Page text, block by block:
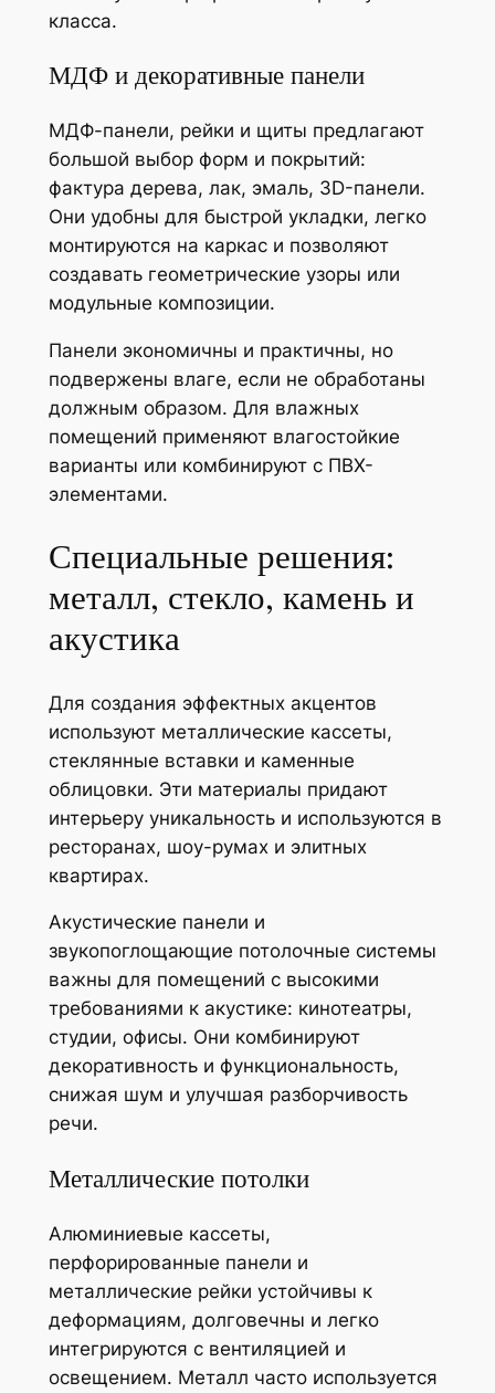
класса.
МДФ и декоративные панели
МДФ-панели, рейки и щиты предлагают
большой выбор форм и покрытий:
фактура дерева, лак, эмаль, 3D-панели.
Они удобны для быстрой укладки, легко
монтируются на каркас и позволяют
создавать геометрические узоры или
модульные композиции.
Панели экономичны и практичны, но
подвержены влаге, если не обработаны
должным образом. Для влажных
помещений применяют влагостойкие
варианты или комбинируют с ПВХ-
элементами.
Специальные решения:
металл, стекло, камень и
акустика
Для создания эффектных акцентов
используют металлические кассеты,
стеклянные вставки и каменные
облицовки. Эти материалы придают
интерьеру уникальность и используются в
ресторанах, шоу-румах и элитных
квартирах.
Акустические панели и
звукопоглощающие потолочные системы
важны для помещений с высокими
требованиями к акустике: кинотеатры,
студии, офисы. Они комбинируют
декоративность и функциональность,
снижая шум и улучшая разборчивость
речи.
Металлические потолки
Алюминиевые кассеты,
перфорированные панели и
металлические рейки устойчивы к
деформациям, долговечны и легко
интегрируются с вентиляцией и
освещением. Металл часто используется